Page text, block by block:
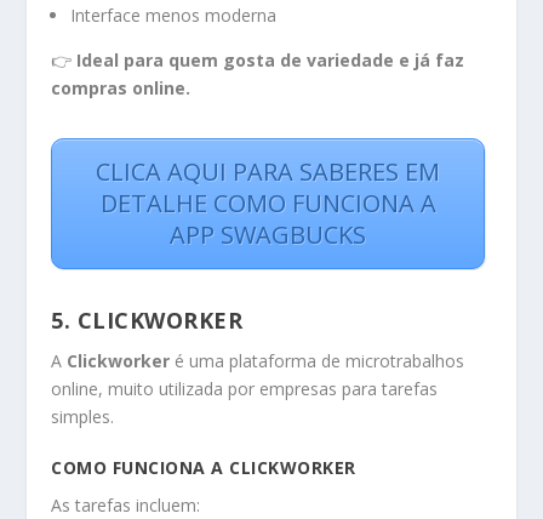
Interface menos moderna
👉 Ideal para quem gosta de variedade e já faz
compras online.
CLICA AQUI PARA SABERES EM
DETALHE COMO FUNCIONA A
APP SWAGBUCKS
5. CLICKWORKER
A Clickworker é uma plataforma de microtrabalhos
online, muito utilizada por empresas para tarefas
simples.
COMO FUNCIONA A CLICKWORKER
As tarefas incluem: